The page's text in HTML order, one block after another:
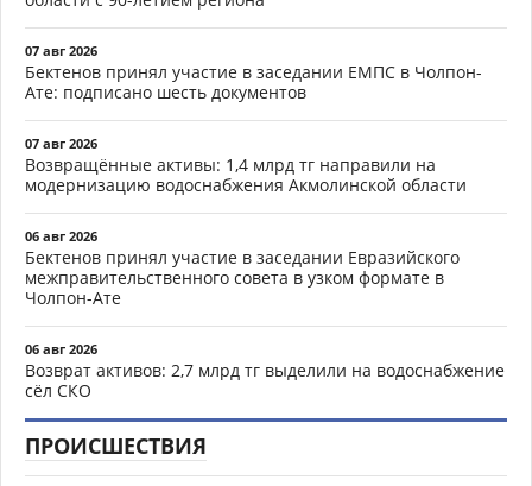
07 авг 2026
Бектенов принял участие в заседании ЕМПС в Чолпон-
Ате: подписано шесть документов
07 авг 2026
Возвращённые активы: 1,4 млрд тг направили на
модернизацию водоснабжения Акмолинской области
06 авг 2026
Бектенов принял участие в заседании Евразийского
межправительственного совета в узком формате в
Чолпон-Ате
06 авг 2026
Возврат активов: 2,7 млрд тг выделили на водоснабжение
сёл СКО
ПРОИСШЕСТВИЯ